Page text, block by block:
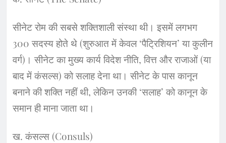
​सीनेट रोम की सबसे शक्तिशाली संस्था थी। इसमें लगभग
300 सदस्य होते थे (शुरुआत में केवल ‘पैट्रिशियन’ या कुलीन
वर्ग)। सीनेट का मुख्य कार्य विदेश नीति, वित्त और राजाओं (या
बाद में कंसल्स) को सलाह देना था। सीनेट के पास कानून
बनाने की शक्ति नहीं थी, लेकिन उनकी ‘सलाह’ को कानून के
समान ही माना जाता था।
​ख. कंसल्स (Consuls)